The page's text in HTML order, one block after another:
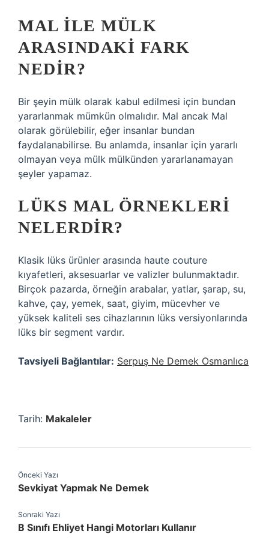
MAL ILE MÜLK
ARASINDAKI FARK
NEDIR?
Bir şeyin mülk olarak kabul edilmesi için bundan
yararlanmak mümkün olmalıdır. Mal ancak Mal
olarak görülebilir, eğer insanlar bundan
faydalanabilirse. Bu anlamda, insanlar için yararlı
olmayan veya mülk mülkünden yararlanamayan
şeyler yapamaz.
LÜKS MAL ÖRNEKLERI
NELERDIR?
Klasik lüks ürünler arasında haute couture
kıyafetleri, aksesuarlar ve valizler bulunmaktadır.
Birçok pazarda, örneğin arabalar, yatlar, şarap, su,
kahve, çay, yemek, saat, giyim, mücevher ve
yüksek kaliteli ses cihazlarının lüks versiyonlarında
lüks bir segment vardır.
Tavsiyeli Bağlantılar: Serpuş Ne Demek Osmanlıca
Tarih: Makaleler
Önceki Yazı
Sevkiyat Yapmak Ne Demek
Sonraki Yazı
B Sınıfı Ehliyet Hangi Motorları Kullanır